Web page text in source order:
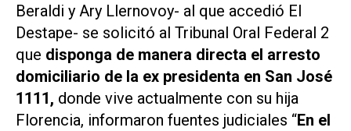
Beraldi y Ary Llernovoy- al que accedió El
Destape- se solicitó al Tribunal Oral Federal 2
que disponga de manera directa el arresto
domiciliario de la ex presidenta en San José
1111, donde vive actualmente con su hija
Florencia, informaron fuentes judiciales “En el